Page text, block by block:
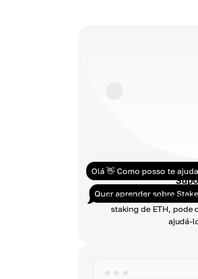
Olá 👋 Como posso te
Quer aprender sobre
Se você tiver
staking de ETH, pode
ajudá-